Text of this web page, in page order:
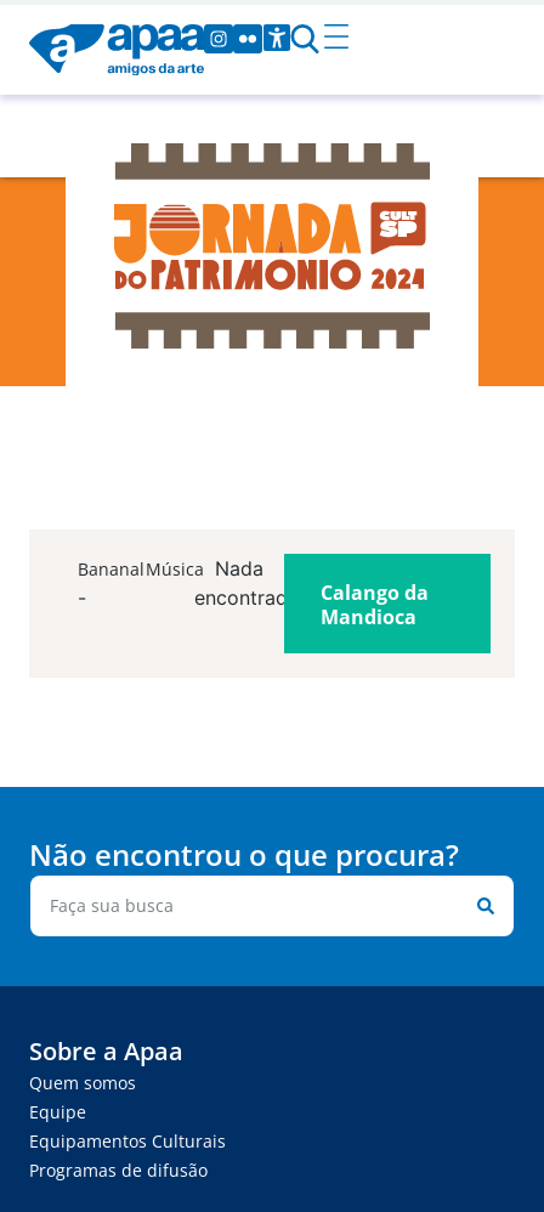
Bananal
Bananal
-
Música Nada
encontrado
Calango da
Mandioca
Não encontrou o que procura?
Sobre a Apaa
Quem somos
Equipe
Equipamentos Culturais
Programas de difusão